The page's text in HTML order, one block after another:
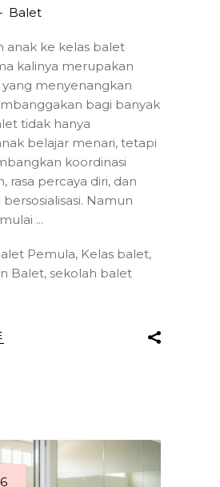
Balet
anak ke kelas balet
kalinya merupakan
menyenangkan
bagi banyak
tidak hanya
belajar menari, tetapi
koordinasi
rasa percaya diri, dan
Namun
Pemula, Kelas balet,
Balet, sekolah balet